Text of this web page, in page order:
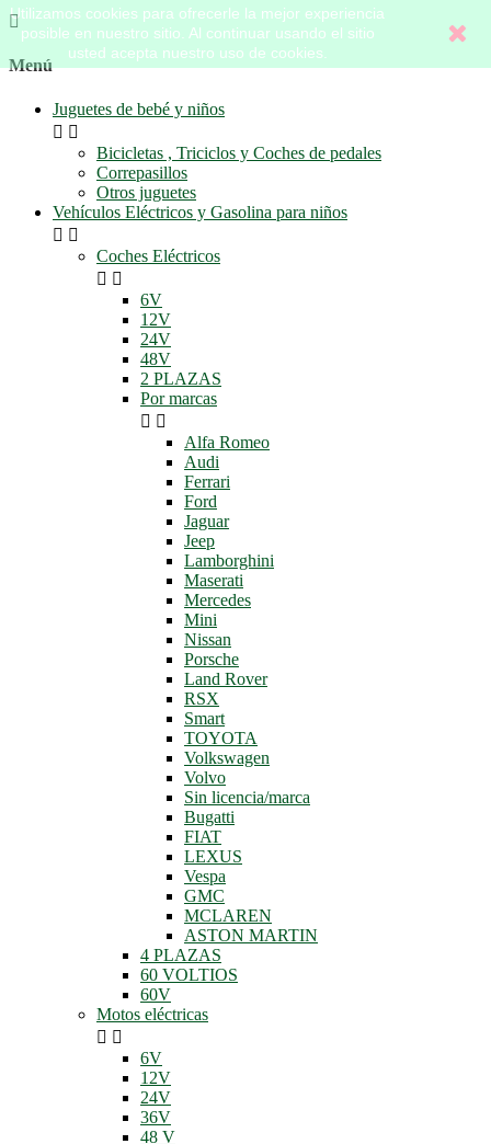
Utilizamos cookies para ofrecerle la mejor experiencia
posible en nuestro sitio. Al continuar usando el sitio
usted acepta nuestro uso de cookies.

Menú
Juguetes de bebé y niños
 
Bicicletas , Triciclos y Coches de pedales
Correpasillos
Otros juguetes
Vehículos Eléctricos y Gasolina para niños
 
Coches Eléctricos
 
6V
12V
24V
48V
2 PLAZAS
Por marcas
 
Alfa Romeo
Audi
Ferrari
Ford
Jaguar
Jeep
Lamborghini
Maserati
Mercedes
Mini
Nissan
Porsche
Land Rover
RSX
Smart
TOYOTA
Volkswagen
Volvo
Sin licencia/marca
Bugatti
FIAT
LEXUS
Vespa
GMC
MCLAREN
ASTON MARTIN
4 PLAZAS
60 VOLTIOS
60V
Motos eléctricas
 
6V
12V
24V
36V
48 V